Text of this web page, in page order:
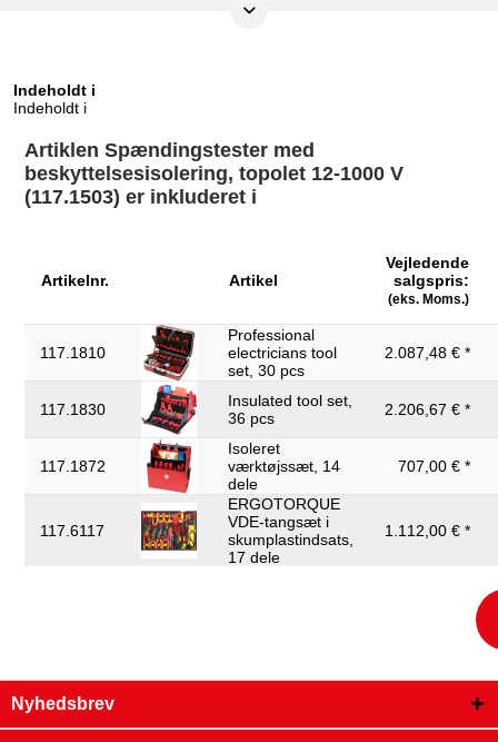
DC spændingsområde:
Højde på emballage mm:68
Indhold i pakken: 1
Længde på emballage
mm:
Norm: IEC IEN 61243-3
Strømforbrug: 200 mA
Tilladt indkoblingstid:
Visning: LED/LCD
12 - 1000 V
Indeholdt i
Indeholdt i
Artiklen Spændingstester med
beskyttelsesisolering, topolet 12-1000 V
(117.1503) er inkluderet i
Artikelnr. Artikel
Vejledende
salgspris:
(eks. Moms.)
117.1810
Professional
electricians tool
set, 30 pcs
2.087,48 € *
117.1830
Insulated tool set,
36 pcs
2.206,67 € *
117.1872
Isoleret
værktøjssæt, 14
dele
707,00 € *
117.6117
ERGOTORQUE
VDE-tangsæt i
skumplastindsats,
17 dele
1.112,00 € *
Nyhedsbrev